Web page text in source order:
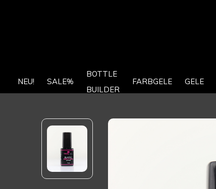
NEU! SALE%
BOTTLE
BUILDER
FARBGELE GELE